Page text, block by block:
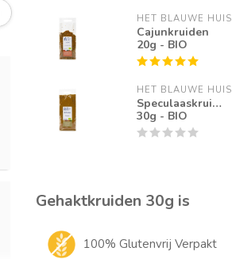
HET BLAUWE HUIS
Cajunkruiden
20g - BIO
HET BLAUWE HUIS
Speculaaskruiden
30g - BIO
Gehaktkruiden 30g is
100% Glutenvrij Verpakt